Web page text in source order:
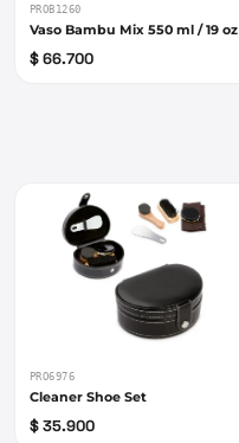
PROB1260
Vaso Bambu Mix 550 ml / 19 oz
$ 66.700
PRO6976
Cleaner Shoe Set
$ 35.900